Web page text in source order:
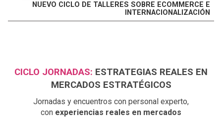
NUEVO CICLO DE TALLERES SOBRE ECOMMERCE E
INTERNACIONALIZACIÓN
CICLO JORNADAS: ESTRATEGIAS REALES EN
MERCADOS ESTRATÉGICOS
Jornadas y encuentros con personal experto,
con experiencias reales en mercados